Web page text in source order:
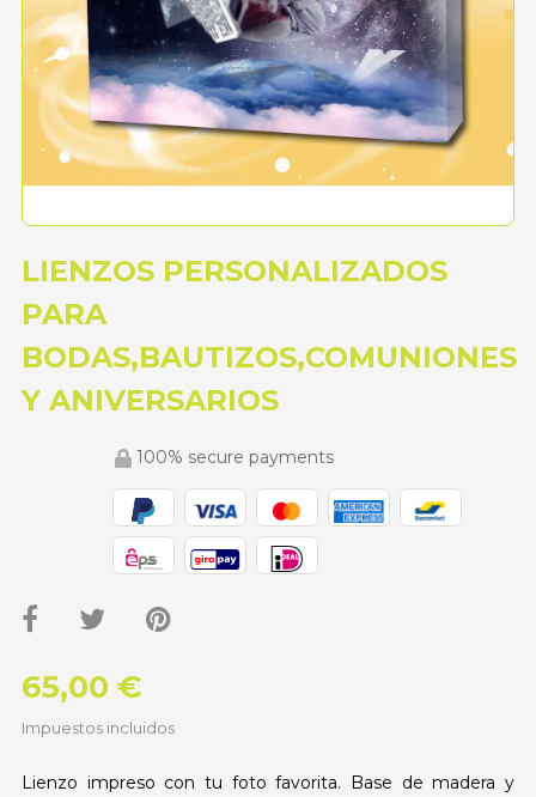
LIENZOS PERSONALIZADOS
PARA
BODAS,BAUTIZOS,COMUNIONES
Y ANIVERSARIOS
100% secure payments
65,00 €
Impuestos incluidos
Lienzo impreso con tu foto favorita. Base de madera y